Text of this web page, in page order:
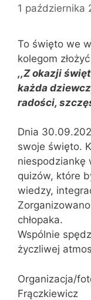
1 października
To święto we
kolegom
,,Z okazji
każda
radości,
Dnia
swoje święto.
niespodziankę
quizów, które
wiedzy,
chłopaka.
Wspólnie
życzliwej
Organizacja/
Frączkiewicz